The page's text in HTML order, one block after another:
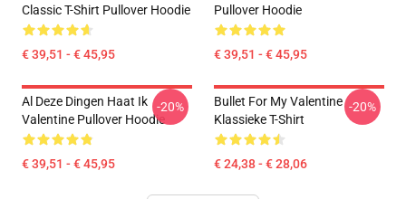
Classic T-Shirt Pullover Hoodie
€ 39,51 - € 45,95
Pullover Hoodie
€ 39,51 - € 45,95
Al Deze Dingen Haat Ik
Valentine Pullover Hoodie
€ 39,51 - € 45,95
-20%
Bullet For My Valentine
Klassieke T-Shirt
€ 24,38 - € 28,06
-20%